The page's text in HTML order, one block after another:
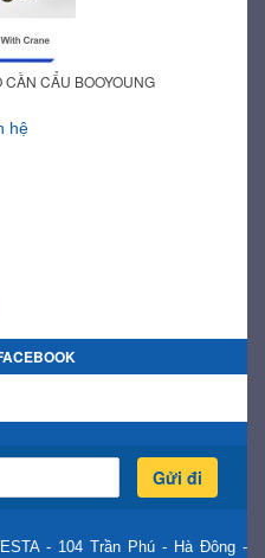
CẨU BOOYOUNG
hệ
Gửi đi
- 104 Trần Phú - Hà Đông -